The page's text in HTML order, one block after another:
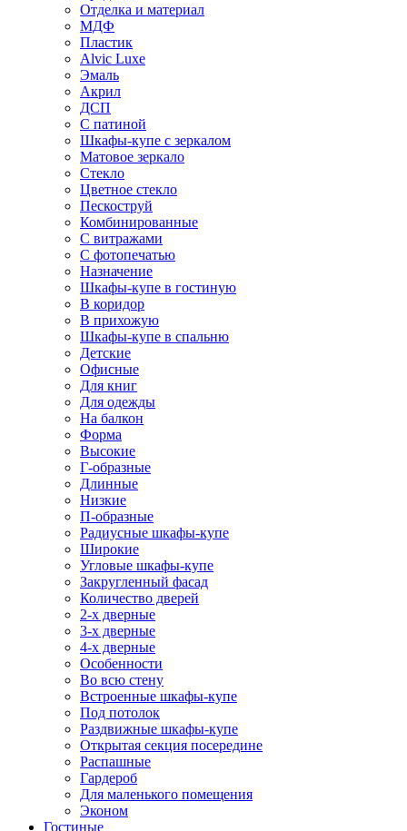
Отделка и материал
МДФ
Пластик
Alvic Luxe
Эмаль
Акрил
ДСП
С патиной
Шкафы-купе с зеркалом
Матовое зеркало
Стекло
Цветное стекло
Пескоструй
Комбинированные
С витражами
С фотопечатью
Назначение
Шкафы-купе в гостиную
В коридор
В прихожую
Шкафы-купе в спальню
Детские
Офисные
Для книг
Для одежды
На балкон
Форма
Высокие
Г-образные
Длинные
Низкие
П-образные
Радиусные шкафы-купе
Широкие
Угловые шкафы-купе
Закругленный фасад
Количество дверей
2-х дверные
3-х дверные
4-х дверные
Особенности
Во всю стену
Встроенные шкафы-купе
Под потолок
Раздвижные шкафы-купе
Открытая секция посередине
Распашные
Гардероб
Для маленького помещения
Эконом
Гостиные